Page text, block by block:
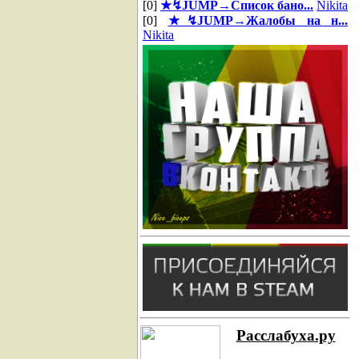
[0] ★↯JUMP→Список бано... Nikita
[0] ★↯JUMP→Жалобы на н...
Nikita
Расслабуха.ру